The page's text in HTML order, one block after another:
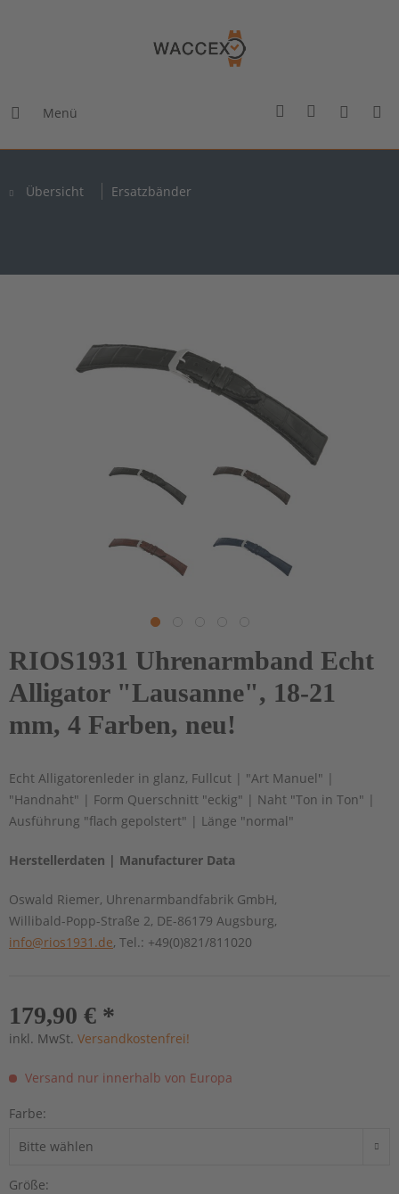
Menü
Übersicht Ersatzbänder
RIOS1931 Uhrenarmband Echt
Alligator "Lausanne", 18-21
mm, 4 Farben, neu!
Echt Alligatorenleder in glanz, Fullcut | "Art Manuel" |
"Handnaht" | Form Querschnitt "eckig" | Naht "Ton in Ton" |
Ausführung "flach gepolstert" | Länge "normal"
Herstellerdaten | Manufacturer Data
Oswald Riemer, Uhrenarmbandfabrik GmbH,
Willibald-Popp-Straße 2, DE-86179 Augsburg,
info@rios1931.de, Tel.: +49(0)821/811020
179,90 € *
inkl. MwSt. Versandkostenfrei!
Versand nur innerhalb von Europa
Farbe:
Größe: